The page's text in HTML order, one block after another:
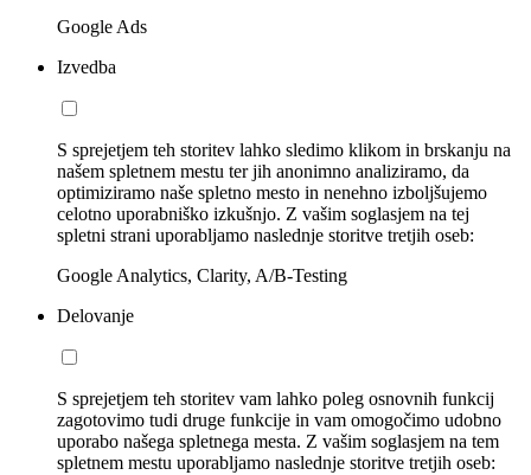
Google Ads
Izvedba
S sprejetjem teh storitev lahko sledimo klikom in brskanju na
našem spletnem mestu ter jih anonimno analiziramo, da
optimiziramo naše spletno mesto in nenehno izboljšujemo
celotno uporabniško izkušnjo. Z vašim soglasjem na tej
spletni strani uporabljamo naslednje storitve tretjih oseb:
Google Analytics, Clarity, A/B-Testing
Delovanje
S sprejetjem teh storitev vam lahko poleg osnovnih funkcij
zagotovimo tudi druge funkcije in vam omogočimo udobno
uporabo našega spletnega mesta. Z vašim soglasjem na tem
spletnem mestu uporabljamo naslednje storitve tretjih oseb: